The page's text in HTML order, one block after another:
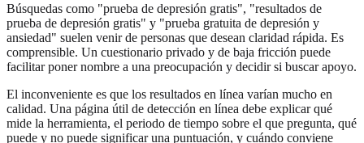
Búsquedas como "prueba de depresión gratis", "resultados de
prueba de depresión gratis" y "prueba gratuita de depresión y
ansiedad" suelen venir de personas que desean claridad rápida. Es
comprensible. Un cuestionario privado y de baja fricción puede
facilitar poner nombre a una preocupación y decidir si buscar apoyo.
El inconveniente es que los resultados en línea varían mucho en
calidad. Una página útil de detección en línea debe explicar qué
mide la herramienta, el periodo de tiempo sobre el que pregunta, qué
puede y no puede significar una puntuación, y cuándo conviene